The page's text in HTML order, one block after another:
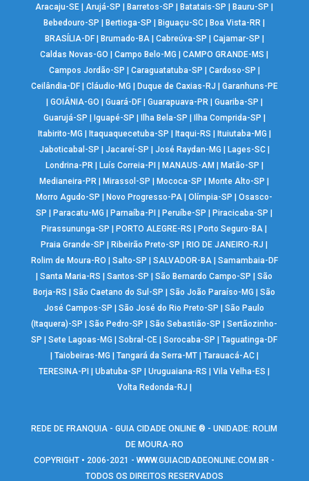
Aracaju-SE |Arujá-SP Barretos-SP Batatais-SP Bauru-SP
Bebedouro-SP
Bertioga-SP Biguaçu-SC Boa Vista-RR
BRASÍLIA-DF| Brumado-BA| Cabreúva-SP Cajamar-SP
Caldas Novas-GO
|Campo Belo-MG |CAMPO GRANDE-MS
Campos Jordão-SP
Caraguatatuba-SP Cardoso-SP
Ceilândia-DF| Cláudio-MG Duque de Caxias-RJ
Garanhuns-PE
GOIÂNIA-GO Guará-DF| Guarapuava-PR| Guariba-SP
Guarujá-SP
Iguapé-SP Ilha Bela-SP Ilha Comprida-SP
Itabirito-MG
Itaquaquecetuba-SP Itaqui-RS Ituiutaba-MG
Jaboticabal-SP
Jacareí-SP José Raydan-MG Lages-SC|
Londrina-PR| Luís Correia-PI MANAUS-AM Matão-SP
Medianeira-PR
Mirassol-SP Mococa-SP Monte Alto-SP
Morro Agudo-SP
Novo Progresso-PA |Olímpia-SP |Osasco-
SP
Paracatu-MG Parnaíba-PI Peruíbe-SP Piracicaba-SP
Pirassununga-SP
PORTO ALEGRE-RS Porto Seguro-BA
Praia Grande-SP
Ribeirão Preto-SP RIO DE JANEIRO-RJ
Rolim de Moura-RO
Salto-SP SALVADOR-BA| Samambaia-DF
|Santa Maria-RS |Santos-SP |São Bernardo Campo-SP |São
Borja-RS
|São Caetano do Sul-SP |São João Paraíso-MG |São
José Campos-SP
|São José do Rio Preto-SP |São Paulo
(Itaquera)-SP
|São Pedro-SP |São Sebastião-SP |Sertãozinho-
SP
|Sete Lagoas-MG |Sobral-CE |Sorocaba-SP |Taguatinga-DF
Taiobeiras-MG Tangará da Serra-MT| Tarauacá-AC|
TERESINA-PI
|Ubatuba-SP |Uruguaiana-RS |Vila Velha-ES
Volta Redonda-RJ
REDE DE FRANQUIA - GUIA CIDADE ONLINE ® - UNIDADE: ROLIM
DE MOURA-RO
COPYRIGHT • 2006-2021 -WWW.GUIACIDADEONLINE.COM.BR -
TODOS OS DIREITOS RESERVADOS